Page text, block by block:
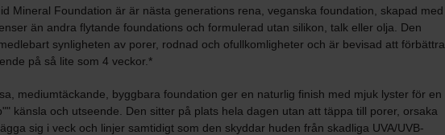
Mineral Foundation är är nästa generations rena, veganska foundation, skapad med
än andra flytande foundations och formulerad utan silikon, talk eller olja. Den
synligheten av porer, rodnad och ofullkomligheter och är bevisad att förbättra
på så lite som 4 veckor.*
mediumtäckande, byggbara foundation ger en naturlig finish med mjuk lyster för en
känsla och utseende. Den sitter på plats hela dagen utan att täppa till porer, orsaka
sig i veck och linjer samtidigt som den skyddar huden från skadliga UVA/UVB-